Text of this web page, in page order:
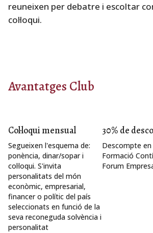
reuneixen per debatre i escoltar
col·loqui.
Avantatges Club
Col·loqui mensual
Segueixen l'esquema de:
ponència, dinar/sopar i
col·loqui. S'invita
personalitats del món
econòmic, empresarial,
financer o polític del país
seleccionats en funció de la
seva reconeguda solvència i
personalitat
30% de
Descompte
Formació
Forum